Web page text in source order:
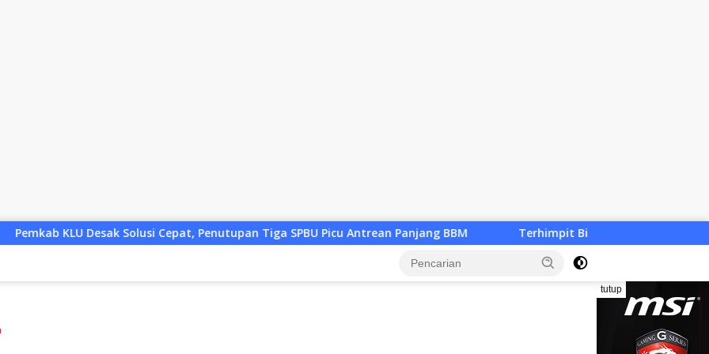
Cepat, Penutupan Tiga SPBU Picu Antrean Panjang BBM Terhimpit Biaya, Pengelola Panti Asuhan Baiti Nur Jannah
tutup